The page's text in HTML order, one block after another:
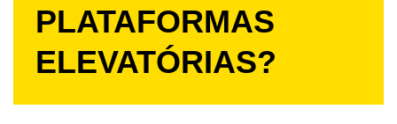
PLATAFORMAS
ELEVATÓRIAS?